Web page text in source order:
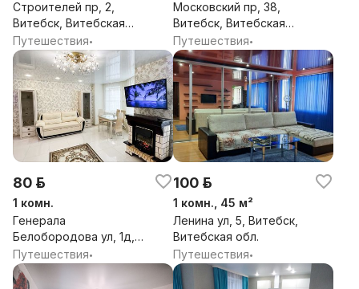
Строителей пр, 2,
Витебск, Витебская
обл.
Путешествия•
Московский пр, 38,
Витебск, Витебская
обл.
Путешествия•
80 р.
1 комн.
Генерала
Белобородова ул, 1д,
Витебск, Витебская
обл.
Путешествия•
100 р.
1 комн., 45 м²
Ленина ул, 5, Витебск,
Витебская обл.
Путешествия•